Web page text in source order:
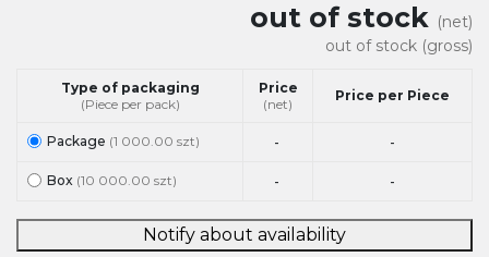
out of stock (net)
out of stock (gross)
Type of packaging
(Piece per pack)
Price
(net)
Price per Piece
Package (1 000.00 szt) - -
Box (10 000.00 szt) - -
Notify about availability